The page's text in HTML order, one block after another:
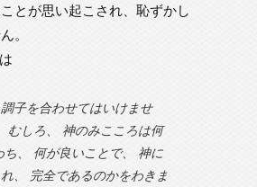
とが思い起こされ、恥ずかし
。
調子を合わせてはいけませ
むしろ、 神のみこころは何
ち、 何が良いことで、 神に
、 完全であるのかをわきま